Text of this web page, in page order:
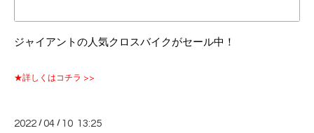
ジャイアントの人気クロスバイクがセール中！
★詳しくはコチラ >>
2022 /04 / 10 13:25